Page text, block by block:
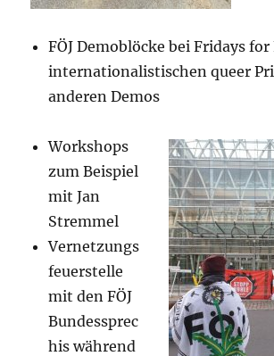
FÖJ Demoblöcke bei Fridays
internationalistischen queer
anderen Demos
Workshops
zum Beispiel
mit Jan
Stremmel
Vernetzungs
feuerstelle
mit den FÖJ
Bundessprec
his während